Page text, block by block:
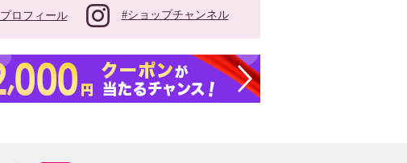
プロフィール #ショップチャンネル